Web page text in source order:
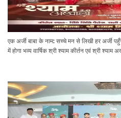
एक अर्जी बाबा के नाम: सच्चे मन से लिखी हर अर्जी
में होगा भव्य वार्षिक श्री श्याम कीर्तन एवं श्री श्याम